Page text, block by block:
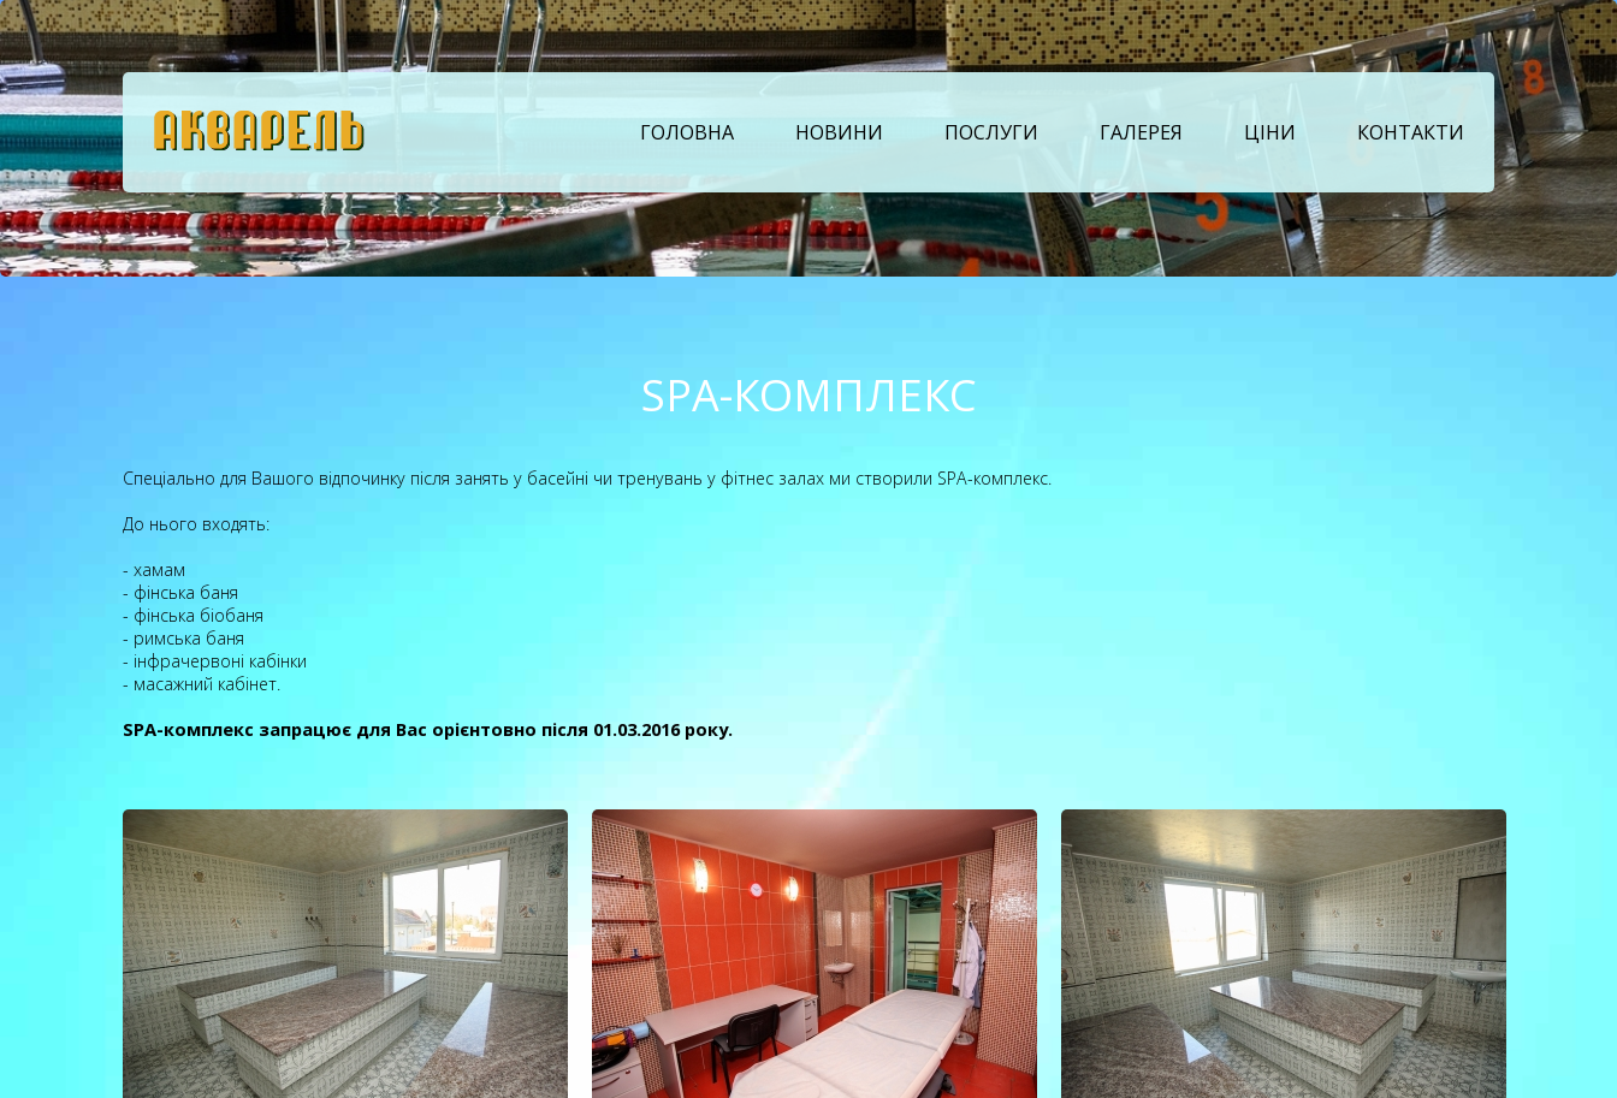
ГОЛОВНА НОВИНИ ПОСЛУГИ ГАЛЕРЕЯ ЦІНИ КОНТАКТИ
SPA-КОМПЛЕКС
Спеціально для Вашого відпочинку після занять у басейні чи тренувань у фітнес залах ми створили SPA-комплекс.
До нього входять:
- хамам
- фінська баня
- фінська біобаня
- римська баня
- інфрачервоні кабінки
- масажний кабінет.
SPA-комплекс запрацює для Вас орієнтовно після 01.03.2016 року.